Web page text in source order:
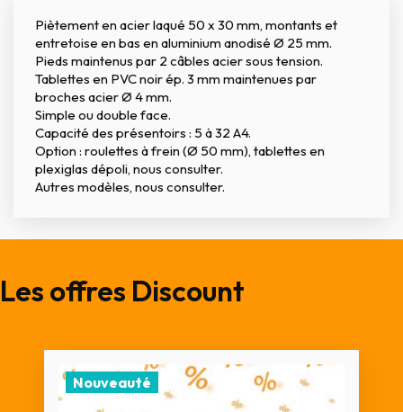
Piètement en acier laqué 50 x 30 mm, montants et
entretoise en bas en aluminium anodisé Ø 25 mm.
Pieds maintenus par 2 câbles acier sous tension.
Tablettes en PVC noir ép. 3 mm maintenues par
broches acier Ø 4 mm.
Simple ou double face.
Capacité des présentoirs : 5 à 32 A4.
Option : roulettes à frein (Ø 50 mm), tablettes en
plexiglas dépoli, nous consulter.
Autres modèles, nous consulter.
Les offres Discount
Nouveauté